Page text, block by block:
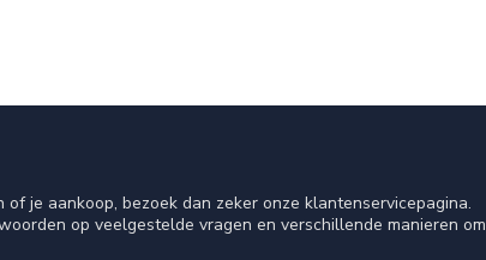
je aankoop, bezoek dan zeker onze klantenservicepagina.
op veelgestelde vragen en verschillende manieren om